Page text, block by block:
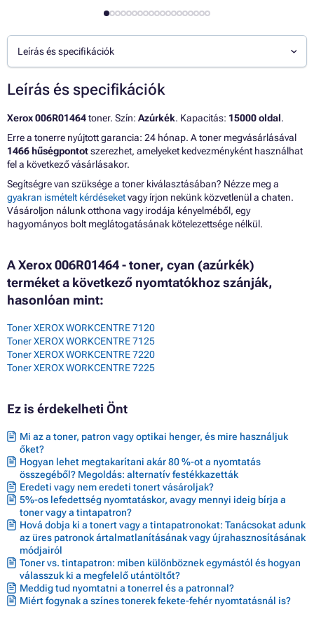
Leírás és specifikációk
Leírás és specifikációk
Xerox 006R01464toner. Szín: Azúrkék. Kapacitás: 15000 oldal.
Erre a tonerre nyújtott garancia: 24 hónap. A toner megvásárlásával
1466 hűségpontotszerezhet, amelyeket kedvezményként használhat
fel a következő vásárlásakor.
Segítségre van szüksége a toner kiválasztásában? Nézze meg a
gyakran ismételt kérdéseketvagy írjon nekünk közvetlenül a chaten.
Vásároljon nálunk otthona vagy irodája kényelméből, egy
hagyományos bolt meglátogatásának kötelezettsége nélkül.
A Xerox 006R01464 - toner, cyan (azúrkék)
terméket a következő nyomtatókhoz szánják,
hasonlóan mint:
Toner XEROX WORKCENTRE 7120
Toner XEROX WORKCENTRE 7125
Toner XEROX WORKCENTRE 7220
Toner XEROX WORKCENTRE 7225
Ez is érdekelheti Önt
Mi az a toner, patron vagy optikai henger, és mire használjuk
őket?
Hogyan lehet megtakarítani akár 80 %-ot a nyomtatás
összegéből? Megoldás: alternatív festékkazetták
Eredeti vagy nem eredeti tonert vásároljak?
5%-os lefedettség nyomtatáskor, avagy mennyi ideig bírja a
toner vagy a tintapatron?
Hová dobja ki a tonert vagy a tintapatronokat: Tanácsokat adunk
az üres patronok ártalmatlanításának vagy újrahasznosításának
módjairól
Toner vs. tintapatron: miben különböznek egymástól és hogyan
válasszuk ki a megfelelő utántöltőt?
Meddig tud nyomtatni a tonerrel és a patronnal?
Miért fogynak a színes tonerek fekete-fehér nyomtatásnál is?